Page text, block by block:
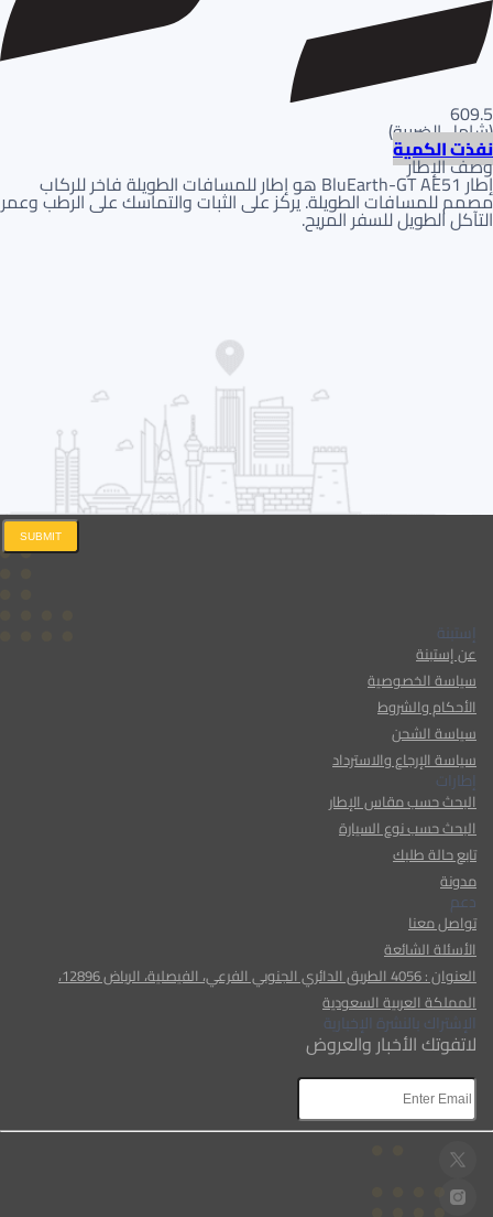
609.5
(شامل الضريبة)
نفذت الكمية
وصف الإطار
إطار BluEarth-GT AE51 هو إطار للمسافات الطويلة فاخر للركاب
مصمم للمسافات الطويلة. يركز على الثبات والتماسك على الرطب وعمر
التآكل الطويل للسفر المريح.
إستبنة
عن إستبنة
سياسة الخصوصية
الأحكام والشروط
سياسة الشحن
سياسة الإرجاع والاسترداد
إطارات
البحث حسب مقاس الإطار
البحث حسب نوع السيارة
تابع حالة طلبك
مدونة
دعم
تواصل معنا
الأسئلة الشائعة
العنوان : 4056 الطريق الدائري الجنوبي الفرعي، الفيصلية، الرياض 12896،
المملكة العربية السعودية
الإشتراك بالنشرة الإخبارية
لاتفوتك الأخبار والعروض
SUBMIT